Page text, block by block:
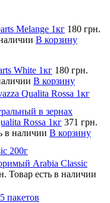
Melange 1кг 180 грн.
В корзину
White 1кг 180 грн.
В корзину
Qualita Rossa 1кг
в зернах
Rossa 1кг 371 грн.
в наличии В корзину
200г
Arabia Classic
Товар есть в наличии
пакетов